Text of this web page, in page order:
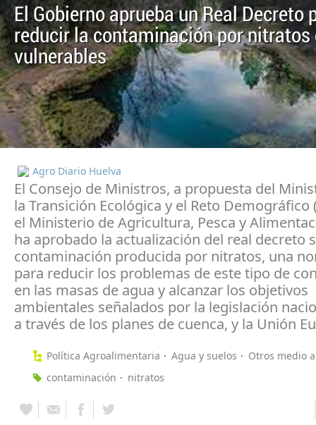
El Gobierno aprueba un Real Decreto
reducir la contaminación por nitratos
vulnerables
Agro Diario Huelva
El Consejo de Ministros, a propuesta del
la Transición Ecológica y el Reto Demográfico
el Ministerio de Agricultura, Pesca y
ha aprobado la actualización del real decreto
contaminación producida por nitratos, una
para reducir los problemas de este tipo de
en las masas de agua y alcanzar los objetivos
ambientales señalados por la legislación
a través de los planes de cuenca, y la Unión
Política Agroalimentaria Agua y suelos
Otros medio
contaminación
nitratos